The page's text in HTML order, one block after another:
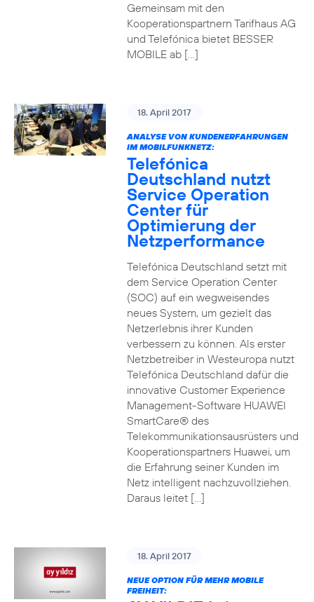
Gemeinsam mit den
Kooperationspartnern Tarifhaus AG
und Telefónica bietet BESSER
MOBILE ab […]
18. April 2017
ANALYSE VON KUNDENERFAHRUNGEN
IM MOBILFUNKNETZ:
Telefónica
Deutschland nutzt
Service Operation
Center für
Optimierung der
Netzperformance
Telefónica Deutschland setzt mit
dem Service Operation Center
(SOC) auf ein wegweisendes
neues System, um gezielt das
Netzerlebnis ihrer Kunden
verbessern zu können. Als erster
Netzbetreiber in Westeuropa nutzt
Telefónica Deutschland dafür die
innovative Customer Experience
Management-Software HUAWEI
SmartCare® des
Telekommunikationsausrüsters und
Kooperationspartners Huawei, um
die Erfahrung seiner Kunden im
Netz intelligent nachzuvollziehen.
Daraus leitet […]
18. April 2017
NEUE OPTION FÜR MEHR MOBILE
FREIHEIT: